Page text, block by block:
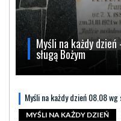
Myśli na każdy
sługą Bożym
Myśli na każdy dzień 08.08 wg
MYŚLI NA KAŻDY DZIEŃ